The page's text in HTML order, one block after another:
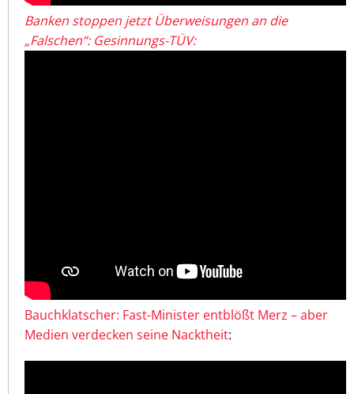
Banken stoppen jetzt Überweisungen an die
„Falschen“: Gesinnungs-TÜV:
Bauchklatscher: Fast-Minister entblößt Merz – aber
Medien verdecken seine Nacktheit: